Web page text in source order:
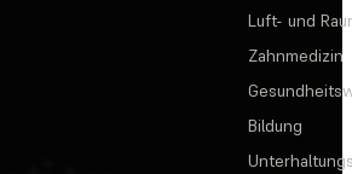
Luft- und
Zahnmedizin
Bildung